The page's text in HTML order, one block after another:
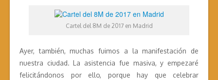
Cartel del 8M de 2017 en Madrid
Ayer, también, muchas fuimos a la manifestación de
nuestra ciudad. La asistencia fue masiva, y empezaré
felicitándonos por ello, porque hay que celebrar